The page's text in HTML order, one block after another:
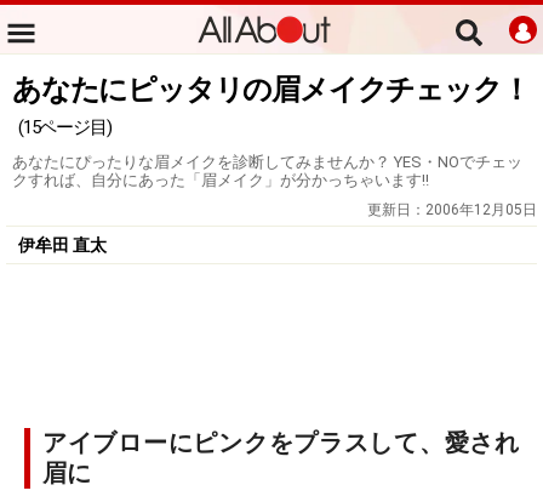
あなたにピッタリの眉メイクチェック！
(15ページ目)
あなたにぴったりな眉メイクを診断してみませんか？ YES・NOでチェッ
クすれば、自分にあった「眉メイク」が分かっちゃいます!!
更新日： 2006年12月05日
伊牟田 直太
アイブローにピンクをプラスして、愛され
眉に